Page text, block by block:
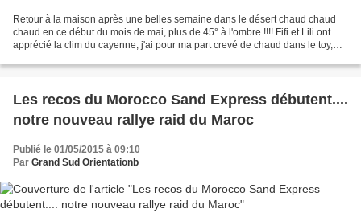
Retour à la maison après une belles semaine dans le désert chaud chaud
chaud en ce début du mois de mai, plus de 45° à l'ombre !!!! Fifi et Lili ont
apprécié la clim du cayenne, j'ai pour ma part crevé de chaud dans le toy,
Les recos du Morocco Sand Express débutent....
notre nouveau rallye raid du Maroc
Publié le 01/05/2015 à 09:10
Par Grand Sud Orientationb